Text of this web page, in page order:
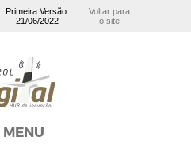
Primeira Versão:
21/06/2022
Voltar para
o site
MENU